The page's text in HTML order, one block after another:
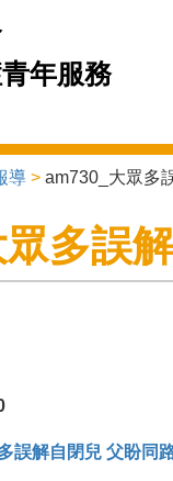
年服務
導 > am730_大眾多
多誤
誤解自閉兒 父盼同